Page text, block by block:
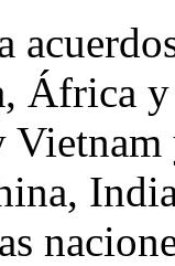
África